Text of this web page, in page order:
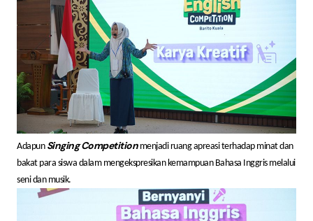
Adapun Singing Competitionmenjadi ruang apreasi terhadap minat dan
bakat para siswa dalam mengekspresikan kemampuan Bahasa Inggris melalui
seni dan musik.